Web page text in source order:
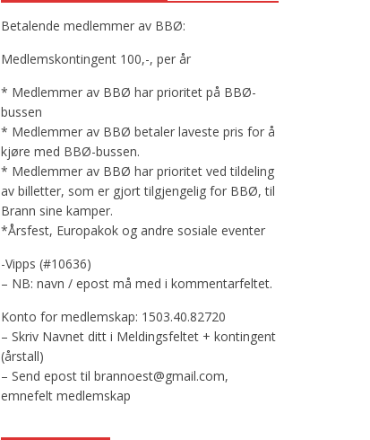
Betalende medlemmer av BBØ:
Medlemskontingent 100,-, per år
* Medlemmer av BBØ har prioritet på BBØ-
bussen
* Medlemmer av BBØ betaler laveste pris for å
kjøre med BBØ-bussen.
* Medlemmer av BBØ har prioritet ved tildeling
av billetter, som er gjort tilgjengelig for BBØ, til
Brann sine kamper.
*Årsfest, Europakok og andre sosiale eventer
-Vipps (#10636)
– NB: navn / epost må med i kommentarfeltet.
Konto for medlemskap: 1503.40.82720
– Skriv Navnet ditt i Meldingsfeltet + kontingent
(årstall)
– Send epost til brannoest@gmail.com,
emnefelt medlemskap